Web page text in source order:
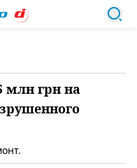
млн грн на